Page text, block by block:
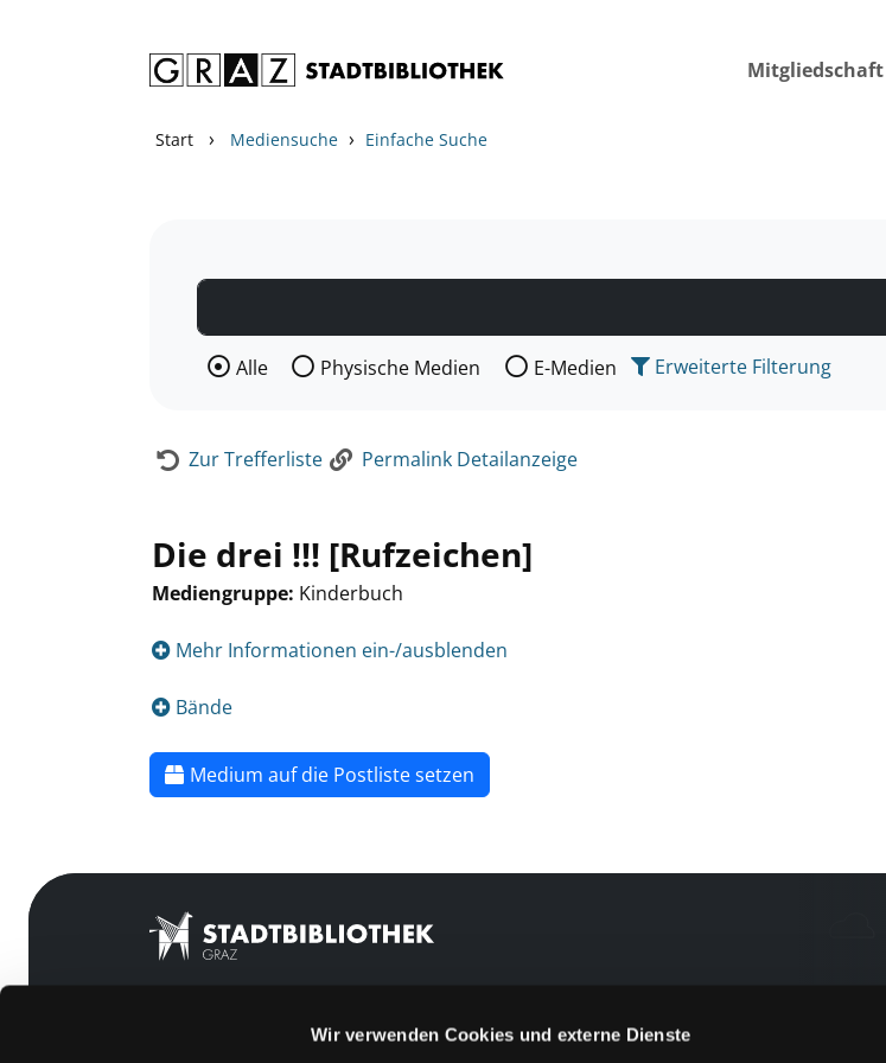
Wir verwenden Cookies und externe Dienste
Mitgliedschaft
Start › Mediensuche › Einfache Suche
Wählen Sie die Medienart nach der Sie suchen wollen.
Alle Physische Medien E-Medien Erweiterte Filterung
Zur Trefferliste Permalink Detailanzeige
Die drei !!! [Rufzeichen]
Mediengruppe: Kinderbuch
Mehr Informationen ein-/ausblenden
Bände
Medium auf die Postliste setzen
Feedback